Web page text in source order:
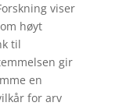
viser
høyt
til
gir
en
for arv